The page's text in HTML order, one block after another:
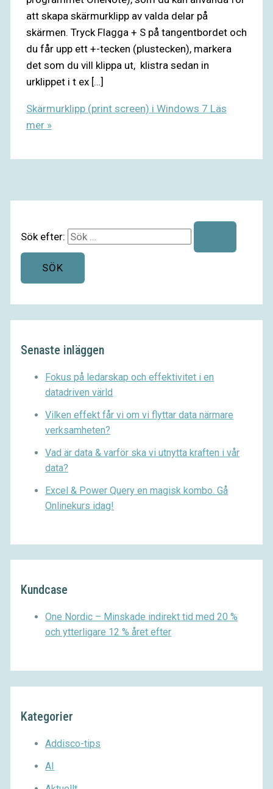
att skapa skärmurklipp av valda delar på
skärmen. Tryck Flagga + S på tangentbordet och
du får upp ett +-tecken (plustecken), markera
det som du vill klippa ut, klistra sedan in
urklippet i t ex […]
Skärmurklipp (print screen) i Windows 7 Läs
mer »
Sök efter:
Senaste inläggen
Fokus på ledarskap och effektivitet i en
datadriven värld
Vilken effekt får vi om vi flyttar data närmare
verksamheten?
Vad är data & varför ska vi utnytta kraften i vår
data?
Excel & Power Query en magisk kombo. Gå
Onlinekurs idag!
Kundcase
One Nordic – Minskade indirekt tid med 20 %
och ytterligare 12 % året efter
Kategorier
Addisco-tips
AI